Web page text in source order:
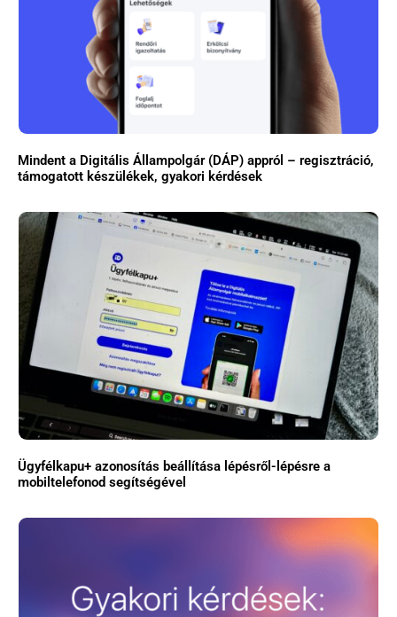
Mindent a Digitális Állampolgár (DÁP) appról – regisztráció,
támogatott készülékek, gyakori kérdések
Ügyfélkapu+ azonosítás beállítása lépésről-lépésre a
mobiltelefonod segítségével